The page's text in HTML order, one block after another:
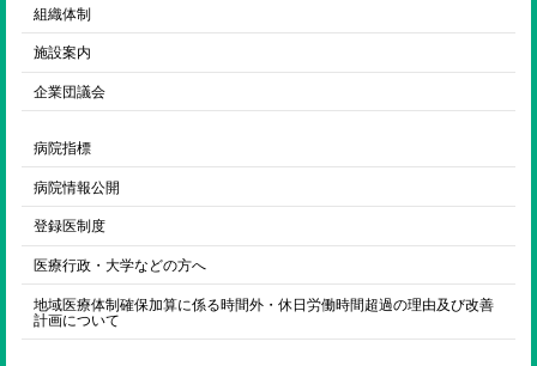
組織体制
施設案内
企業団議会
病院指標
病院情報公開
登録医制度
医療行政・大学などの方へ
地域医療体制確保加算に係る時間外・休日労働時間超過の理由及び改善
計画について